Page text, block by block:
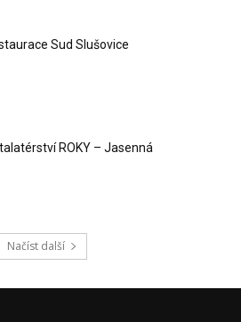
Sud Slušovice
ROKY – Jasenná
Načíst další